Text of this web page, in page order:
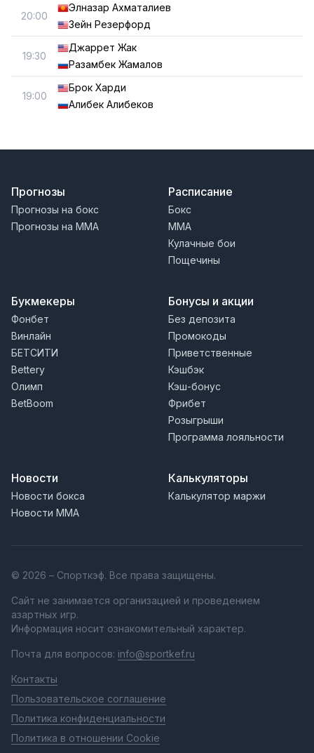
20:00
Элназар Ахматалиев
Зейн Резерфорд
19:30
Джаррет Жак
Разамбек Жамалов
19:00
Брок Харди
Алибек Алибеков
Прогнозы
Прогнозы на бокс
Прогнозы на MMA
Расписание
Бокс
MMA
Кулачные бои
Пощечины
Букмекеры
Фонбет
Винлайн
БЕТСИТИ
Bettery
Олимп
BetBoom
Бонусы и акции
Без депозита
Промокоды
Приветственные
Кэшбэк
Кэш-бонус
Фрибет
Розыгрыши
Программа лояльности
Новости
Новости бокса
Новости MMA
Калькуляторы
Калькулятор маржи
© 2026 – Спорткэф. Все права защищены.
Сайт не занимается организацией и проведением
азартных игр.
Информация носит ознакомительный характер.
Почта для вопросов: info@sportkef.ru
Контакты
Пользовательское соглашение
Политика конфиденциальности
Политика в отношении Cookie